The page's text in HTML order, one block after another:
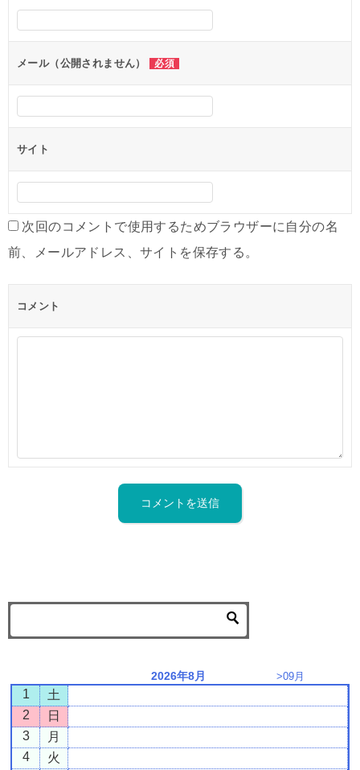
ー
ョ
ン
メール（公開されません） 必須
サイト
次回のコメントで使用するためブラウザーに自分の名
前、メールアドレス、サイトを保存する。
コメント